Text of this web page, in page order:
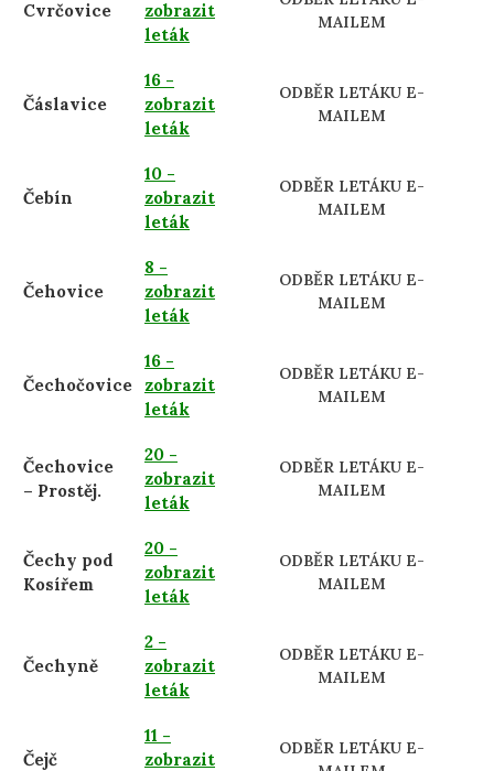
Cvrčovice
zobrazit
leták
MAILEM
Čáslavice
16 -
zobrazit
leták
ODBĚR LETÁKU E-
MAILEM
Čebín
10 -
zobrazit
leták
ODBĚR LETÁKU E-
MAILEM
Čehovice
8 -
zobrazit
leták
ODBĚR LETÁKU E-
MAILEM
Čechočovice
16 -
zobrazit
leták
ODBĚR LETÁKU E-
MAILEM
Čechovice
– Prostěj.
20 -
zobrazit
leták
ODBĚR LETÁKU E-
MAILEM
Čechy pod
Kosířem
20 -
zobrazit
leták
ODBĚR LETÁKU E-
MAILEM
Čechyně
2 -
zobrazit
leták
ODBĚR LETÁKU E-
MAILEM
Čejč
11 -
zobrazit
ODBĚR LETÁKU E-